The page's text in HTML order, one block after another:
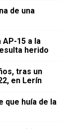
de una
AP-15 a la
herido
tras un
en Lerín
que huía de la